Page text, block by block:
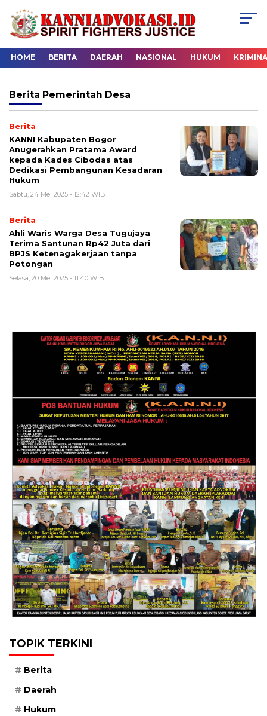
HOME BERITA DAERAH NASIONAL HUKUM
Berita Pemerintah Desa
Berita
KANNI Kabupaten Bogor
Anugerahkan Pratama Award
kepada Kades Cibodas atas
Dedikasi Pembangunan Kesadaran
Hukum
Sabtu, 24 Mei 2025 - 12:42 WIB
Berita
Ahli Waris Warga Desa Tugujaya
Terima Santunan Rp42 Juta dari
BPJS Ketenagakerjaan tanpa
Potongan
Selasa, 20 Mei 2025 - 11:40 WIB
TOPIK TERKINI
Berita
Daerah
Hukum